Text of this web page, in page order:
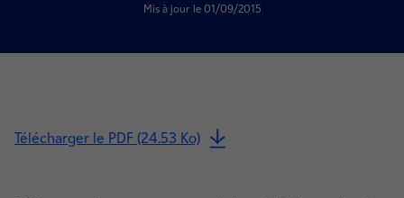
Mis à jour le 01/09/2015
Télécharger le PDF (24.53 Ko)